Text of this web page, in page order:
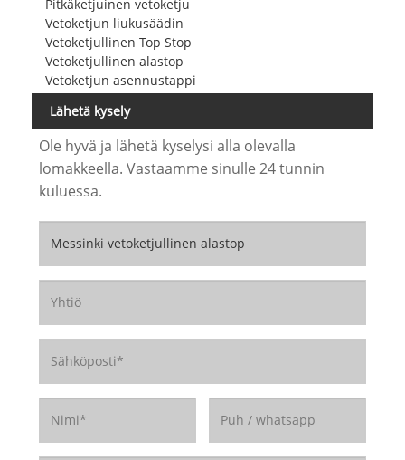
Pitkäketjuinen vetoketju
Vetoketjun liukusäädin
Vetoketjullinen Top Stop
Vetoketjullinen alastop
Vetoketjun asennustappi
Lähetä kysely
Ole hyvä ja lähetä kyselysi alla olevalla
lomakkeella. Vastaamme sinulle 24 tunnin
kuluessa.